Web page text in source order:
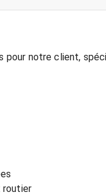
notre client,
routier